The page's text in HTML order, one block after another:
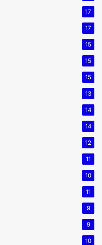
17
17
15
15
15
13
14
14
12
11
10
11
9
9
10